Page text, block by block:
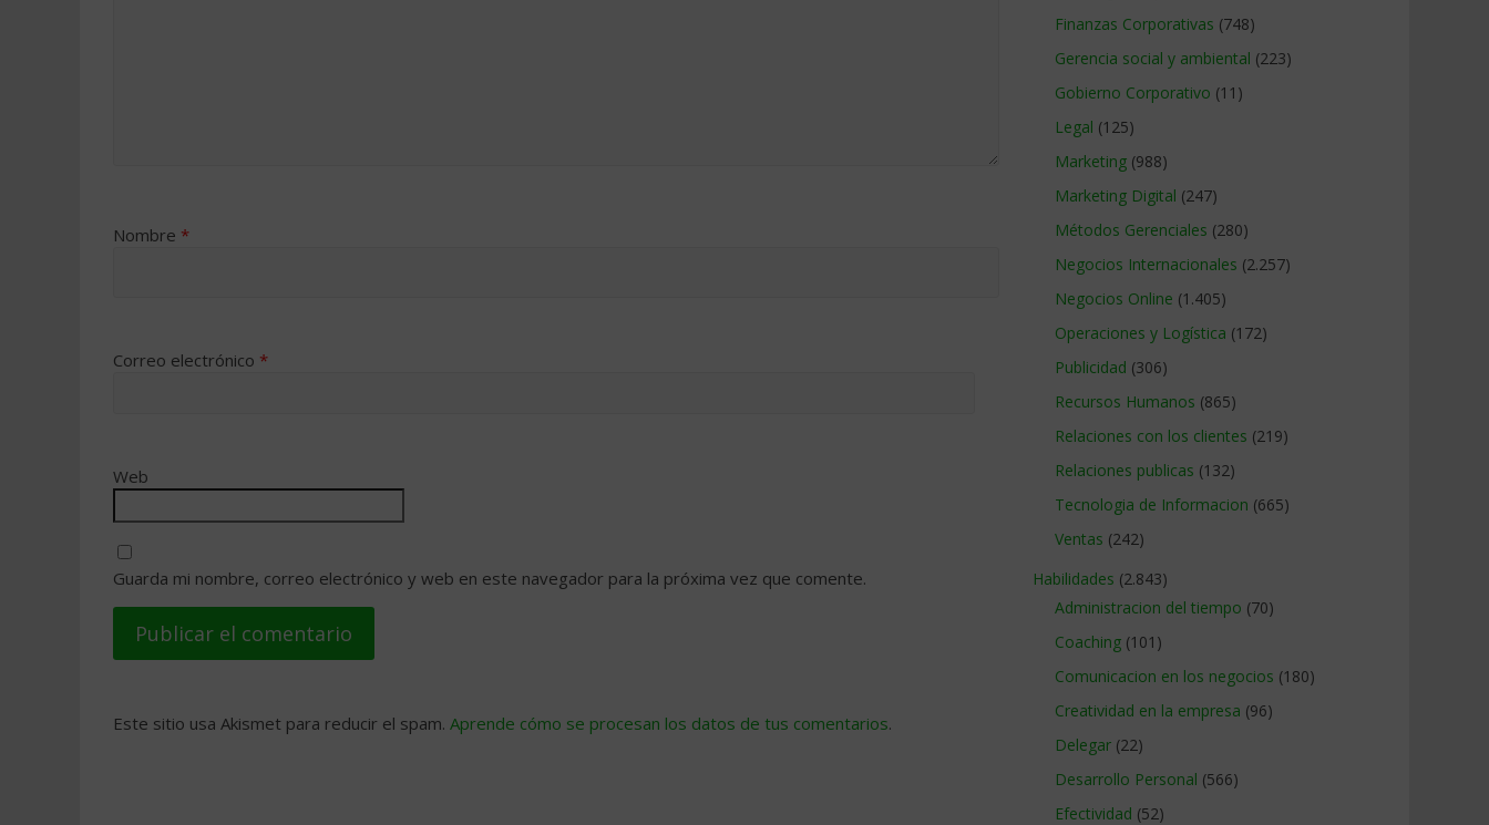
Nombre *
Correo electrónico *
Web
Guarda mi nombre, correo electrónico y web en este navegador para la próxima vez que comente.
Este sitio usa Akismet para reducir el spam. Aprende cómo se procesan los datos de tus comentarios.
Finanzas Corporativas (748)
Gerencia social y ambiental (223)
Gobierno Corporativo (11)
Legal (125)
Marketing (988)
Marketing Digital (247)
Métodos Gerenciales (280)
Negocios Internacionales (2.257)
Negocios Online (1.405)
Operaciones y Logística (172)
Publicidad (306)
Recursos Humanos (865)
Relaciones con los clientes (219)
Relaciones publicas (132)
Tecnologia de Informacion (665)
Ventas (242)
Habilidades (2.843)
Administracion del tiempo (70)
Coaching (101)
Comunicacion en los negocios (180)
Creatividad en la empresa (96)
Delegar (22)
Desarrollo Personal (566)
Efectividad (52)